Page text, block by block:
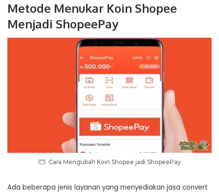
Metode Menukar Koin Shopee
Menjadi ShopeePay
Cara Mengubah Koin Shopee jadi ShopeePay
Ada beberapa jenis layanan yang menyediakan jasa convert